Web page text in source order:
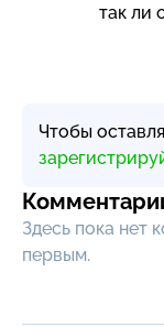
так ли
Чтобы
Здесь пока нет
первым.